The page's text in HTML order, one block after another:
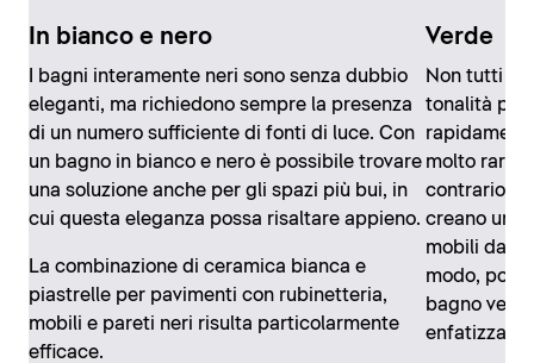
In bianco e nero
I bagni interamente neri sono senza dubbio
eleganti, ma richiedono sempre la presenza
di un numero sufficiente di fonti di luce. Con
un bagno in bianco e nero è possibile trovare
una soluzione anche per gli spazi più bui, in
cui questa eleganza possa risaltare appieno.
La combinazione di ceramica bianca e
piastrelle per pavimenti con rubinetteria,
mobili e pareti neri risulta particolarmente
efficace.
Verde
Non tutti i
tonalità più
molto rari
contrario,
creano un
mobili
modo,
bagno